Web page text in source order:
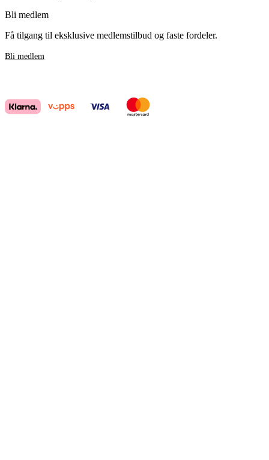
Bli medlem
Få tilgang til eksklusive medlemstilbud og faste fordeler.
Bli medlem